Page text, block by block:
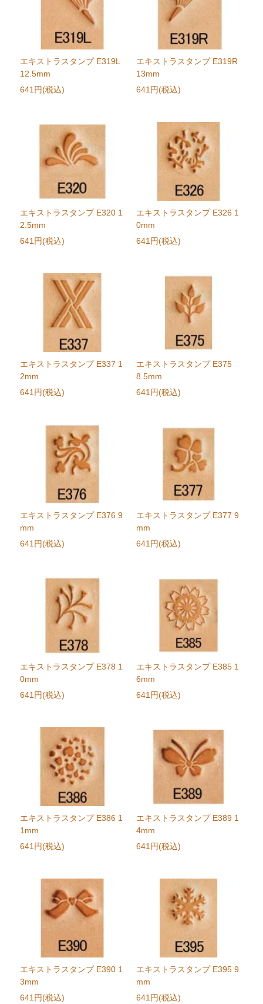
エキストラスタンプ E319L
12.5mm
641円(税込)
エキストラスタンプ E319R
13mm
641円(税込)
エキストラスタンプ E320 1
2.5mm
641円(税込)
エキストラスタンプ E326 1
0mm
641円(税込)
エキストラスタンプ E337 1
2mm
641円(税込)
エキストラスタンプ E375
8.5mm
641円(税込)
エキストラスタンプ E376 9
mm
641円(税込)
エキストラスタンプ E377 9
mm
641円(税込)
エキストラスタンプ E378 1
0mm
641円(税込)
エキストラスタンプ E385 1
6mm
641円(税込)
エキストラスタンプ E386 1
1mm
641円(税込)
エキストラスタンプ E389 1
4mm
641円(税込)
エキストラスタンプ E390 1
3mm
641円(税込)
エキストラスタンプ E395 9
mm
641円(税込)